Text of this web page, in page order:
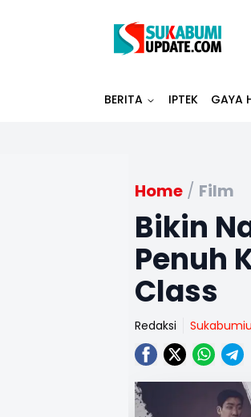
BERITA IPTEK GAYA
Home / Film
Bikin
Penuh
Class
Redaksi